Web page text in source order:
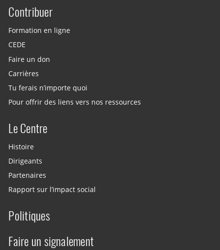
Site menu
Contribuer
Formation en ligne
CEDE
Faire un don
Carrières
Tu ferais n’importe quoi
Pour offrir des liens vers nos ressources
Le Centre
Histoire
Dirigeants
Partenaires
Rapport sur l’impact social
Politiques
Faire un signalement